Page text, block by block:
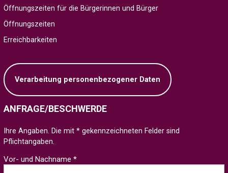
Öffnungszeiten für die Bürgerinnen und Bürger
Öffnungszeiten
Erreichbarkeiten
Verarbeitung personenbezogener Daten
ANFRAGE/BESCHWERDE
Ihre Angaben. Die mit * gekennzeichneten Felder sind
Pflichtangaben.
Vor- und Nachname *